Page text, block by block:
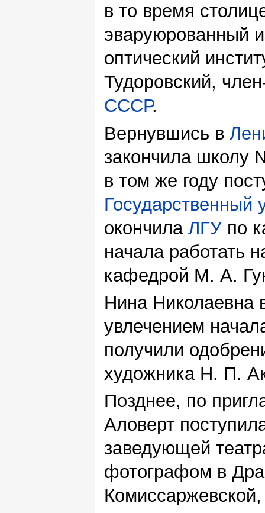
в то время
эваруюрованный
оптический
Тудоровский,
СССР.
Вернувшись в
закончила
в том же году
Государственный
окончила ЛГУ по
начала работать
кафедрой М. А.
Нина Николаевна
увлечением
получили
художника Н. П.
Позднее, по
Аловерт
заведующей
фотографом в